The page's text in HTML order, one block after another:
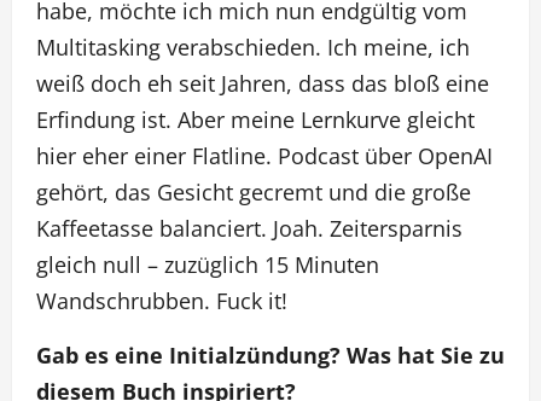
habe, möchte ich mich nun endgültig vom
Multitasking verabschieden. Ich meine, ich
weiß doch eh seit Jahren, dass das bloß eine
Erfindung ist. Aber meine Lernkurve gleicht
hier eher einer Flatline. Podcast über OpenAI
gehört, das Gesicht gecremt und die große
Kaffeetasse balanciert. Joah. Zeitersparnis
gleich null – zuzüglich 15 Minuten
Wandschrubben. Fuck it!
Gab es eine Initialzündung? Was hat Sie zu
diesem Buch inspiriert?